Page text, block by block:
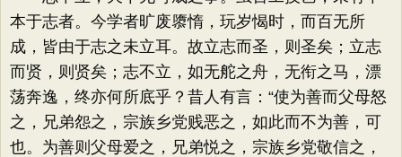
本于志者。今学者旷废隳惰，玩岁愒时，而百无所
成，皆由于志之未立耳。故立志而圣，则圣矣；立志
而贤，则贤矣；志不立，如无舵之舟，无衔之马，漂
荡奔逸，终亦何所底乎？昔人有言：“使为善而父母怒
之，兄弟怨之，宗族乡党贱恶之，如此而不为善，可
也。为善则父母爱之，兄弟悦之，宗族乡党敬信之，